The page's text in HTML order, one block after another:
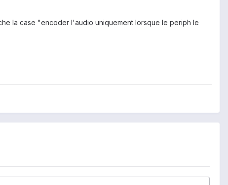
la case "encoder l'audio uniquement lorsque le periph le